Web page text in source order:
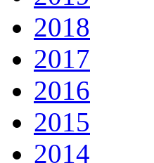
2018
2017
2016
2015
2014